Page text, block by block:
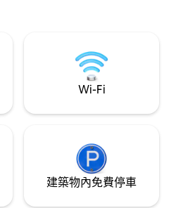
者。我们深知
浴巾、干净
套对旅行者
巷美食,了解
。我们尽最
人准备设施
、能煲汤煮
、足够锅碗瓢
朋友：儿童餐
亭挖了个“波
Wi-Fi
建築物內免費停車